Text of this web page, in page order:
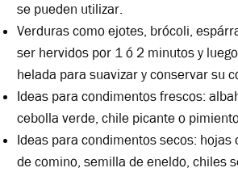
se pueden utilizar.
Verduras como ejotes, brócoli,
ser hervidos por 1 ó 2 minutos y
helada para suavizar y conservar su
Ideas para condimentos frescos:
cebolla verde, chile picante o
Ideas para condimentos secos:
de comino, semilla de eneldo, chiles